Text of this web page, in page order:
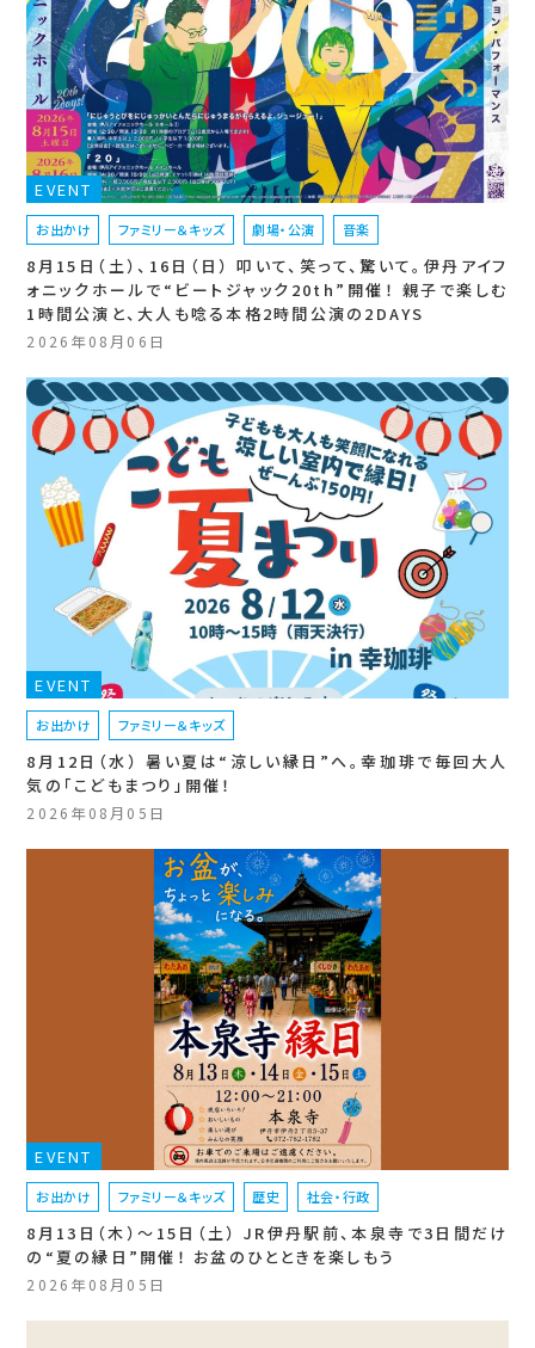
EVENT
お出かけ ファミリー＆キッズ 劇場・公演 音楽
8月15日（土）、16日（日） 叩いて、笑って、驚いて。伊丹アイフ
ォニックホールで“ビートジャック20th”開催！ 親子で楽しむ
1時間公演と、大人も唸る本格2時間公演の2DAYS
2026年08月06日
EVENT
お出かけ ファミリー＆キッズ
8月12日（水） 暑い夏は“涼しい縁日”へ。幸珈琲で毎回大人
気の「こどもまつり」開催！
2026年08月05日
EVENT
お出かけ ファミリー＆キッズ 歴史 社会・行政
8月13日（木）〜15日（土） JR伊丹駅前、本泉寺で3日間だけ
の“夏の縁日”開催！ お盆のひとときを楽しもう
2026年08月05日